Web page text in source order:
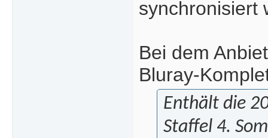
synchronisiert
Bei dem
Bluray-
Enthält die
Staffel 4.